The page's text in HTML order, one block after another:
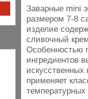
Заварные mini
размером 7-8
изделие
сливочный
Особенностью
ингредиентов
искусственных
применяет